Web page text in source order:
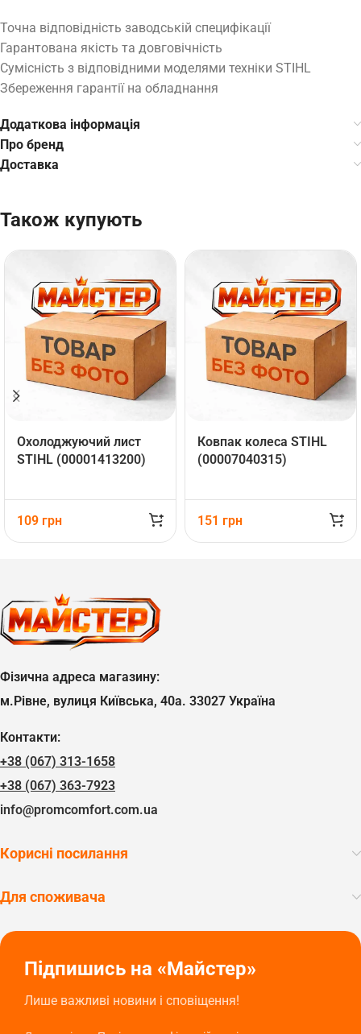
Точна відповідність заводській специфікації
Гарантована якість та довговічність
Сумісність з відповідними моделями техніки STIHL
Збереження гарантії на обладнання
Додаткова інформація
Про бренд
Доставка
Також купують
Охолоджуючий лист
STIHL (00001413200)
109 грн
Ковпак колеса STIHL
(00007040315)
151 грн
Фізична адреса магазину:
м.Рівне, вулиця Київська, 40а. 33027 Україна
Контакти:
+38 (067) 313-1658
+38 (067) 363-7923
info@promcomfort.com.ua
Корисні посилання
Для споживача
Підпишись на «Майстер»
Лише важливі новини і сповіщення!